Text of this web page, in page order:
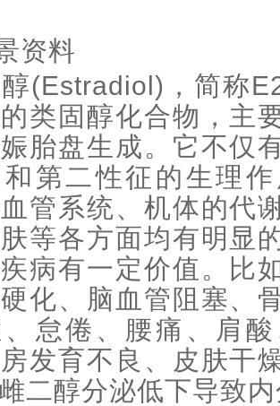
资料
(Estradiol) ，简称
类固醇化合物，主
胎盘生成。它不仅
第二性征的生理
管系统、机体的代
等各方面均有明显
病有一定价值。比
化、脑血管阻塞、
怠倦、腰痛、肩
发育不良、皮肤干
二醇分泌低下导致